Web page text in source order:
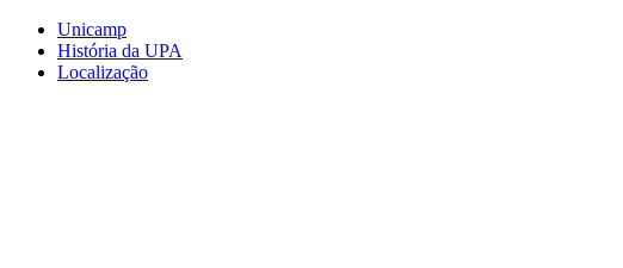
Conteúdo principal
Unicamp
História da UPA
Localização